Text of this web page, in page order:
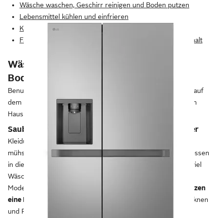
Wäsche waschen, Geschirr reinigen und Boden putzen
Lebensmittel kühlen und einfrieren
Kochen, backen und servieren
Fazit: Praktische Geräte und Utensilien für deinen Haushalt
Wäsche waschen, Geschirr reinigen und
Boden putzen
Benutzte Teller und Tassen, schmutzige Wäsche und Staub auf
dem Boden: Mit den passenden Geräten sorgst du in deinem
Haushalt für Sauberkeit.
Saubere Wäsche mit Waschmaschine und Trockner
Kleidung, Bettwäsche und Handtücher brauchst du nicht
mühsam per Handwäsche zu reinigen, du steckst sie stattdessen
in die Waschmaschine. Die Geräte nehmen unterschiedlich viel
Wäsche auf: Für einen Zwei-Personen-Haushalt genügt ein
Modell für 4 bis 6 kg zu einem Preis ab 220 €.
Familien nutzen
eine Maschine bis 9 kg
für einen Preis ab 300 €. Beim Trocknen
und Plätten der Handtücher, Hosen und T-Shirts helfen dir